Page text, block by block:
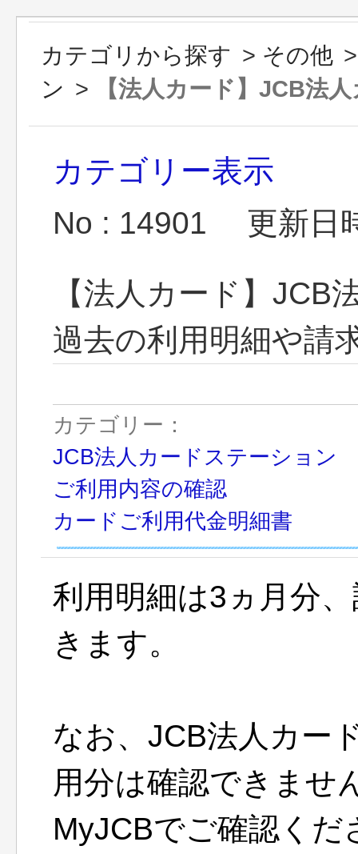
カテゴリから探す > その他
ン > 【法人カード】JCB法
カテゴリー表示
No : 14901
更新日
【法人カード】JCB
過去の利用明細や請
カテゴリー：
JCB法人カードステーション
ご利用内容の確認
カードご利用代金明細書
利用明細は3ヵ月分
きます。
なお、JCB法人カー
用分は確認できませ
MyJCBでご確認くだ